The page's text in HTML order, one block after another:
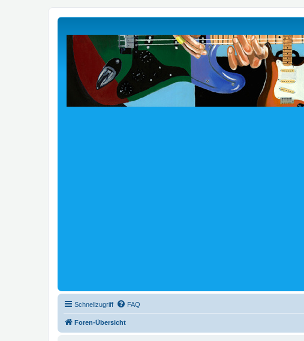
Schnellzugriff FAQ
Foren-Übersicht